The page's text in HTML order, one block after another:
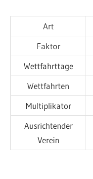
Art
Faktor
Wettfahrttage
Wettfahrten
Multiplikator
Ausrichtender
Verein